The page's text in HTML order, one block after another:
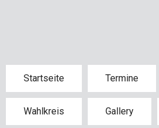
Startseite Termine
Wahlkreis Gallery